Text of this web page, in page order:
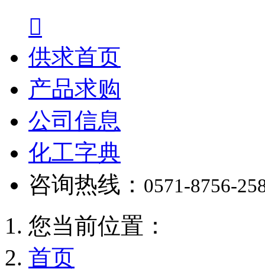

供求首页
产品求购
公司信息
化工字典
咨询热线： 0571-8756-
您当前位置：
首页